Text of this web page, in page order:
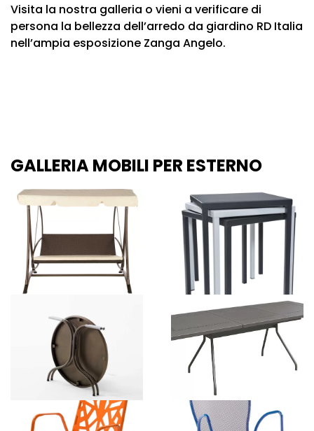
Visita la nostra galleria o vieni a verificare di
persona la bellezza dell’arredo da giardino RD Italia
nell’ampia esposizione Zanga Angelo.
GALLERIA MOBILI PER ESTERNO